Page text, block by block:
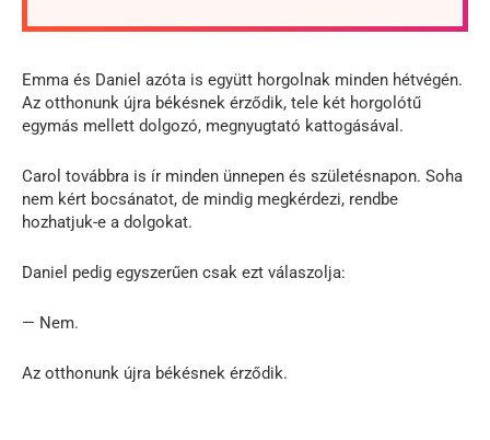
Emma és Daniel azóta is együtt horgolnak minden hétvégén.
Az otthonunk újra békésnek érződik, tele két horgolótű
egymás mellett dolgozó, megnyugtató kattogásával.
Carol továbbra is ír minden ünnepen és születésnapon. Soha
nem kért bocsánatot, de mindig megkérdezi, rendbe
hozhatjuk-e a dolgokat.
Daniel pedig egyszerűen csak ezt válaszolja:
— Nem.
Az otthonunk újra békésnek érződik.